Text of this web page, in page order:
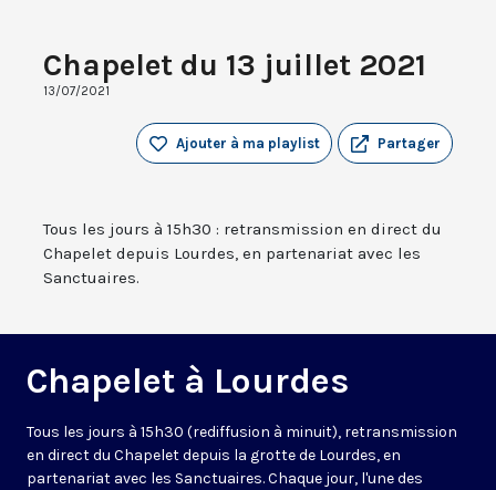
Chapelet du 13 juillet 2021
13/07/2021
Partager
Ajouter à ma playlist
Tous les jours à 15h30 : retransmission en direct du
Chapelet depuis Lourdes, en partenariat avec les
Sanctuaires.
Chapelet à Lourdes
Tous les jours à 15h30 (rediffusion à minuit), retransmission
en direct du Chapelet depuis la grotte de Lourdes, en
partenariat avec les Sanctuaires. Chaque jour, l'une des